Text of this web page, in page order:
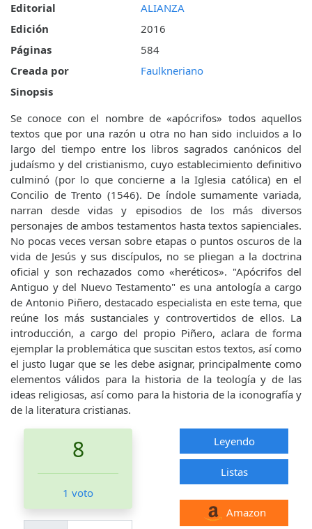
Editorial
ALIANZA
Edición
2016
Páginas
584
Creada por
Faulkneriano
Sinopsis
Se conoce con el nombre de «apócrifos» todos aquellos
textos que por una razón u otra no han sido incluidos a lo
largo del tiempo entre los libros sagrados canónicos del
judaísmo y del cristianismo, cuyo establecimiento definitivo
culminó (por lo que concierne a la Iglesia católica) en el
Concilio de Trento (1546). De índole sumamente variada,
narran desde vidas y episodios de los más diversos
personajes de ambos testamentos hasta textos sapienciales.
No pocas veces versan sobre etapas o puntos oscuros de la
vida de Jesús y sus discípulos, no se pliegan a la doctrina
oficial y son rechazados como «heréticos». "Apócrifos del
Antiguo y del Nuevo Testamento" es una antología a cargo
de Antonio Piñero, destacado especialista en este tema, que
reúne los más sustanciales y controvertidos de ellos. La
introducción, a cargo del propio Piñero, aclara de forma
ejemplar la problemática que suscitan estos textos, así como
el justo lugar que se les debe asignar, principalmente como
elementos válidos para la historia de la teología y de las
ideas religiosas, así como para la historia de la iconografía y
de la literatura cristianas.
8
1 voto
Leyendo
Listas
Amazon